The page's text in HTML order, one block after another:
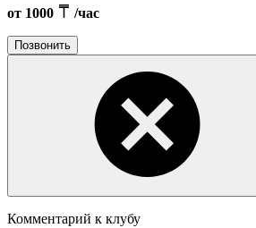
от 1000 /час
Позвонить
Комментарий к клубу